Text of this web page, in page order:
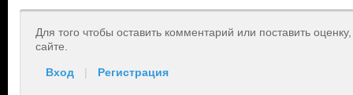
Для того чтобы оставить комментарий или поставить
сайте.
Вход | Регистрация